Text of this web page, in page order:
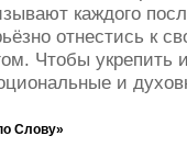
каждого
отнестись к
Чтобы укрепить
и
Слову»